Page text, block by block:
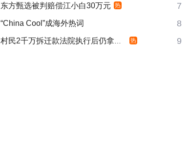
东方甄选被判赔偿江小白30万元 热 7
“China Cool”成海外热词 8
村民2千万拆迁款法院执行后仍拿不到 热 9